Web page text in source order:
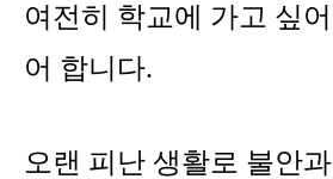
여전히 학교에 가고 싶
어 합니다.
오랜 피난 생활로 불안